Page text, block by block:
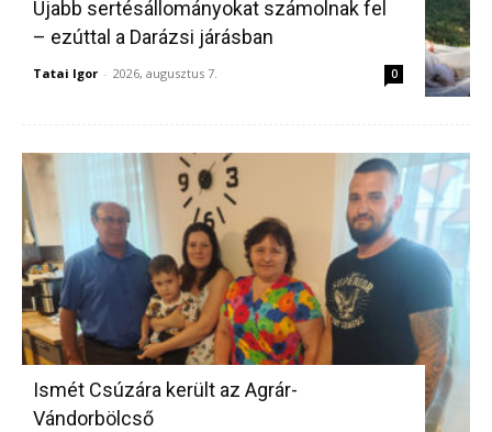
Újabb sertésállományokat számolnak fel
– ezúttal a Darázsi járásban
Tatai Igor - 2026, augusztus 7. 0
Ismét Csúzára került az Agrár-
Vándorbölcső